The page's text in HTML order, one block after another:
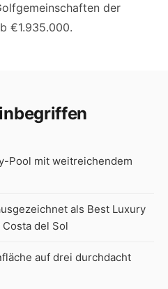
der
€1.935.000.
Pool mit weitreichendem
als Best Luxury
del Sol
auf drei durchdacht